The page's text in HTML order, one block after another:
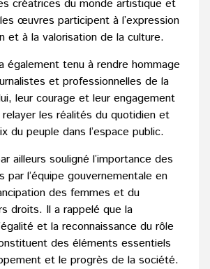
créatrices du monde artistique et
œuvres participent à l’expression
et à la valorisation de la culture.
également tenu à rendre hommage
et professionnelles de la
leur courage et leur engagement
les réalités du quotidien et
du peuple dans l’espace public.
ailleurs souligné l’importance des
par l’équipe gouvernementale en
des femmes et du
droits. Il a rappelé que la
et la reconnaissance du rôle
des éléments essentiels
et le progrès de la société.